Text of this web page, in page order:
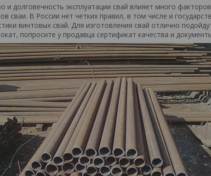
и долговечность эксплуатации свай влияет много
сваи. В России нет четких правил, в том числе и
винтовых свай. Для изготовления свай отлично
попросите у продавца сертификат качества и